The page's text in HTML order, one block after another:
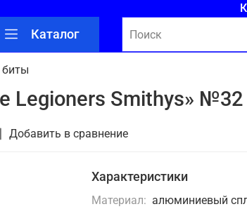
Каталог
биты
Legioners Smithys»
Добавить в сравнение
Характеристики
Материал: алюминиевый